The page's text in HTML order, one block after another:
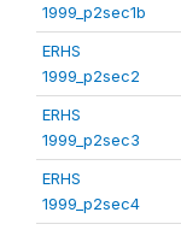
1999_p2sec1b
ERHS
1999_p2sec2
ERHS
1999_p2sec3
ERHS
1999_p2sec4